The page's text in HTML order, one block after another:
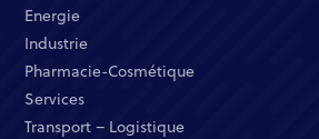
Energie​
Industrie​
Pharmacie-Cosmétique​
Services​
Transport – Logistique